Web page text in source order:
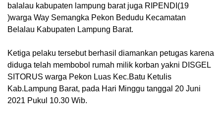
balalau kabupaten lampung barat juga RIPENDI(19
)warga Way Semangka Pekon Bedudu Kecamatan
Belalau Kabupaten Lampung Barat.
Ketiga pelaku tersebut berhasil diamankan petugas karena
diduga telah membobol rumah milik korban yakni DISGEL
SITORUS warga Pekon Luas Kec.Batu Ketulis
Kab.Lampung Barat, pada Hari Minggu tanggal 20 Juni
2021 Pukul 10.30 Wib.